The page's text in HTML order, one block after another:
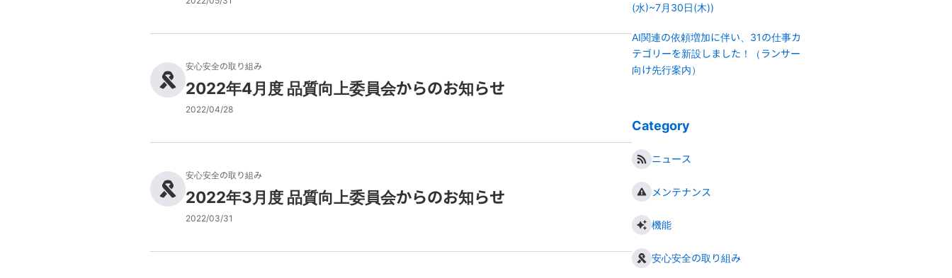
安心安全の取り組み
2022年4月度 品質向上委員会からのお知らせ
2022/04/28
安心安全の取り組み
2022年3月度 品質向上委員会からのお知らせ
2022/03/31
(水)~7月30日(木))
AI関連の依頼増加に伴い、31の仕事カ
テゴリーを新設しました！（ランサー
向け先行案内）
Category
ニュース
メンテナンス
機能
安心安全の取り組み